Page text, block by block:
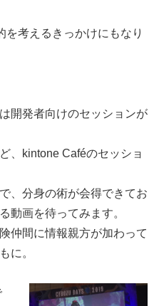
を考えるきっかけにもなり
開発者向けのセッションが
、kintone Caféのセッショ
、分身の術が会得できてお
動画を待ってみます。
仲間に情報親方が加わって
に。